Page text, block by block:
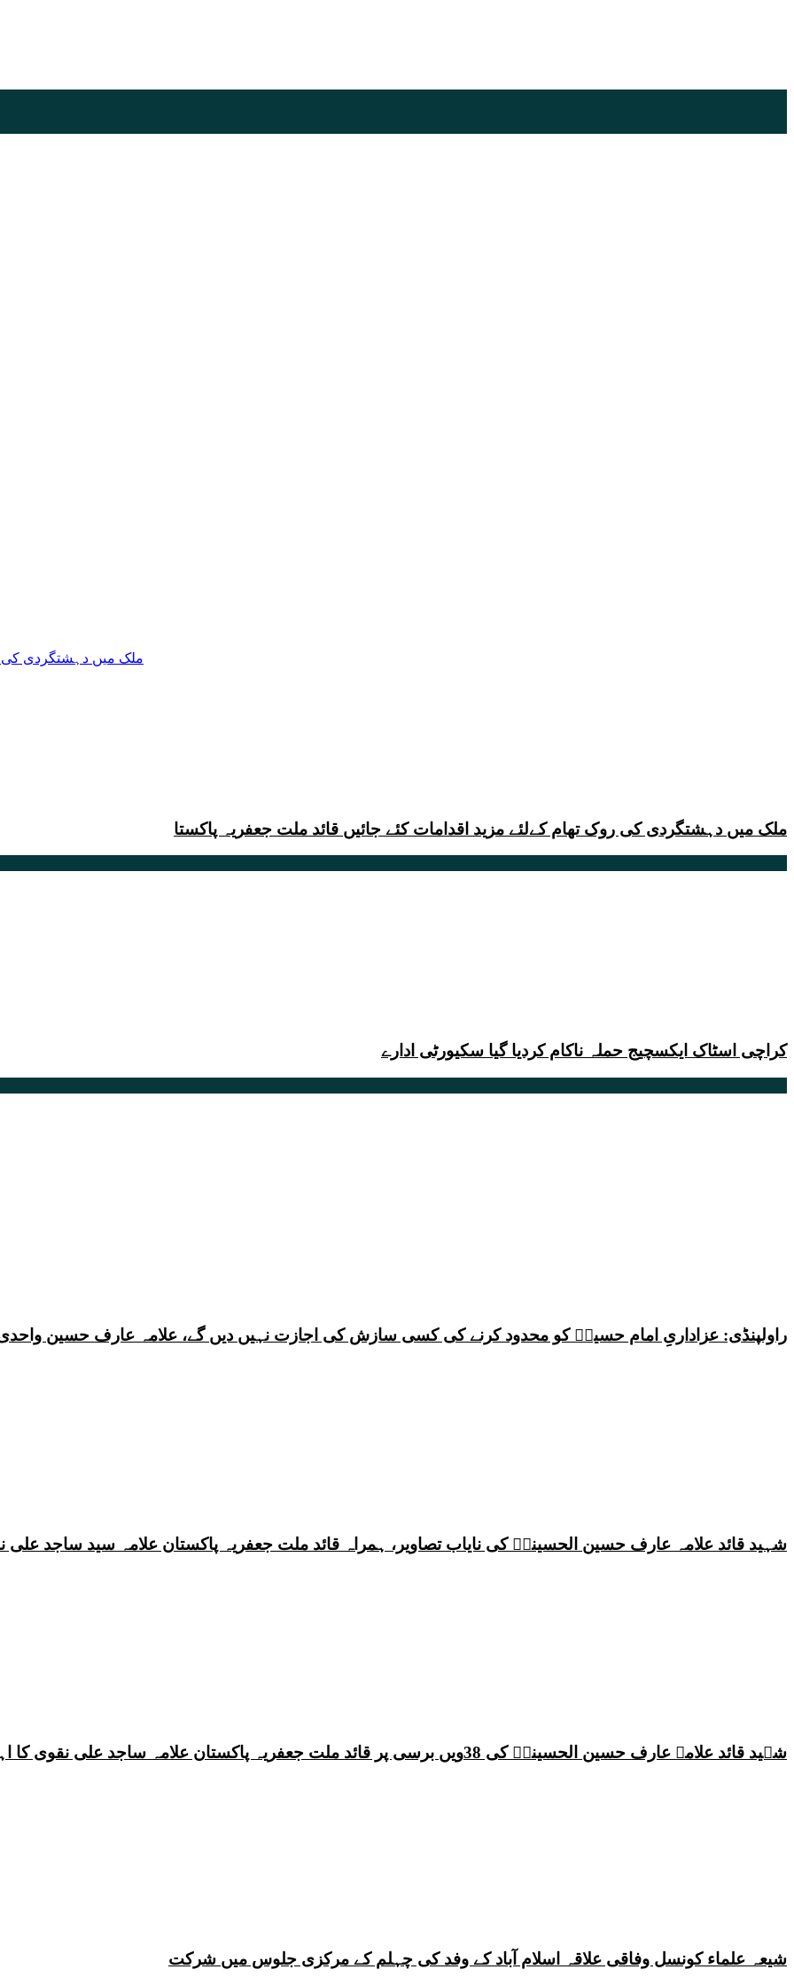
ملک میں دہشتگردی کی روک تھام کےلئے مزید اقدامات کئے جائیں قائد ملت جعفریہ پاکستا
کراچی اسٹاک ایکسچیج حملہ ناکام کردیا گیا سکیورٹی ادارے
راولپنڈی: عزاداریِ امام حسینؑ کو محدود کرنے کی کسی سازش کی اجازت نہیں دیں گے، علامہ عارف حسین
شہید قائد علامہ عارف حسین الحسینیؒ کی نایاب تصاویر، ہمراہ قائد ملت جعفریہ پاکستان علامہ سید ساجد علی
شہید قائد علامہ عارف حسین الحسینیؒ کی 38ویں برسی پر قائد ملت جعفریہ پاکستان علامہ ساجد علی نقوی کا اہم پیغام
شیعہ علماء کونسل وفاقی علاقہ اسلام آباد کے وفد کی چہلم کے مرکزی جلوس میں شرکت